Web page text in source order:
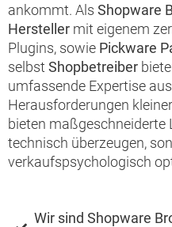
ankommt. Als Shopware
Hersteller mit eigenem
Plugins, sowie Pickware
selbst Shopbetreiber
umfassende Expertise
Herausforderungen
bieten maßgeschneiderte
technisch überzeugen,
verkaufspsychologisch
Wir sind Shopware